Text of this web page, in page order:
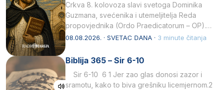
Crkva 8. kolovoza slavi svetoga Dominika
Guzmana, svećenika i utemeljitelja Reda
propovjednika (Ordo Praedicatorum – OP).
Svojim životom, dubokom ljubavlju prema
08.08.2026. · SVETAC DANA · 3 minute čitanja
Biblija 365 – Sir 6-10
Sir 6-10 6 1 Jer zao glas donosi zazor i
sramotu, kako to biva grešniku licemjernom.2